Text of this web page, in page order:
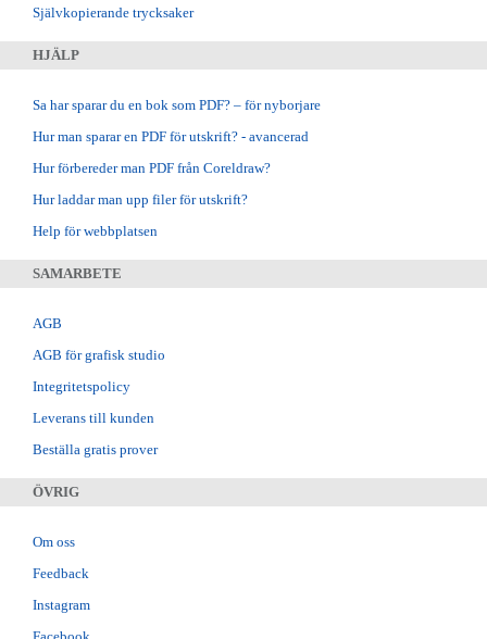
Självkopierande trycksaker
HJÄLP
Sa har sparar du en bok som PDF? – för nyborjare
Hur man sparar en PDF för utskrift? - avancerad
Hur förbereder man PDF från Coreldraw?
Hur laddar man upp filer för utskrift?
Help för webbplatsen
SAMARBETE
AGB
AGB för grafisk studio
Integritetspolicy
Leverans till kunden
Beställa gratis prover
ÖVRIG
Om oss
Feedback
Instagram